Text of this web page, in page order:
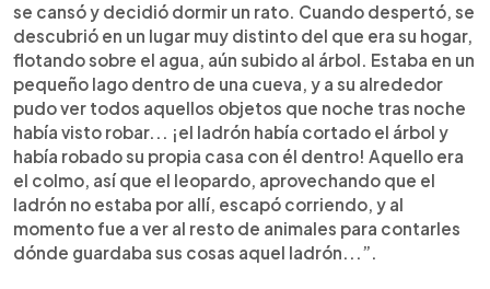
se cansó y decidió dormir un rato. Cuando despertó, se
descubrió en un lugar muy distinto del que era su hogar,
flotando sobre el agua, aún subido al árbol. Estaba en un
pequeño lago dentro de una cueva, y a su alrededor
pudo ver todos aquellos objetos que noche tras noche
había visto robar... ¡el ladrón había cortado el árbol y
había robado su propia casa con él dentro! Aquello era
el colmo, así que el leopardo, aprovechando que el
ladrón no estaba por allí, escapó corriendo, y al
momento fue a ver al resto de animales para contarles
dónde guardaba sus cosas aquel ladrón...”.